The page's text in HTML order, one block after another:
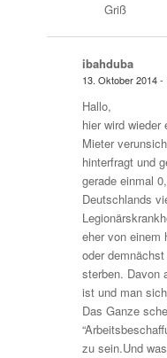
Griß
ibahduba
13. Oktober 2014 -
Hallo,
hier wird
Mieter
hinterfragt und
gerade einmal
Deutschlands
eher von einem
oder
sterben. Davon
ist und man
Das Ganze
zu sein.Und